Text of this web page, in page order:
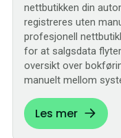
nettbutikken din
registreres uten
profesjonell
for at salgsdata
oversikt over
manuelt mellom
Les mer